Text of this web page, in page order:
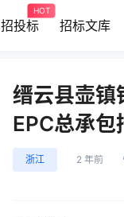
招投标
HOT
招标文库
缙云县壶
EPC总承
浙江 2 年前